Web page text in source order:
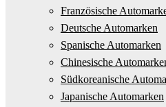
Französische
Deutsche Automarken
Spanische Automarken
Chinesische
Südkoreanische
Japanische Automarken